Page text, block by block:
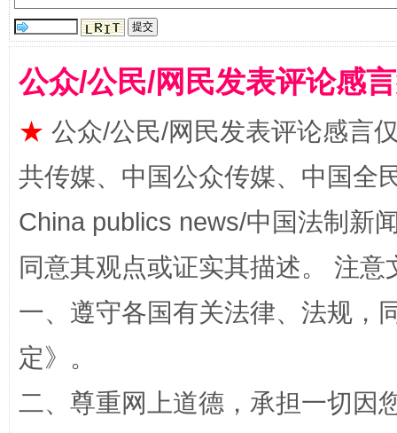
受贿1.44亿！段成刚被判无期 从幼
全民健身五年计划来了！等你上场
公众/公民/网民发表评论感
★ 公众/公民/网民发表评论感言
共传媒、中国公众传媒、中国全
China publics news/中国法制新
同意其观点或证实其描述。 注
一、遵守各国有关法律、法规，
定》。
二、尊重网上道德，承担一切因